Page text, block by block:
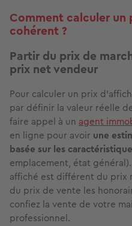
Comment calculer un
cohérent ?
Partir du prix de
prix net vendeur
Pour calculer un prix
par définir la valeur réelle
faire appel à un agent
en ligne pour avoir une
basée sur les
emplacement, état
affiché est différent du prix
du prix de vente les
confiez la vente de votre
professionnel.